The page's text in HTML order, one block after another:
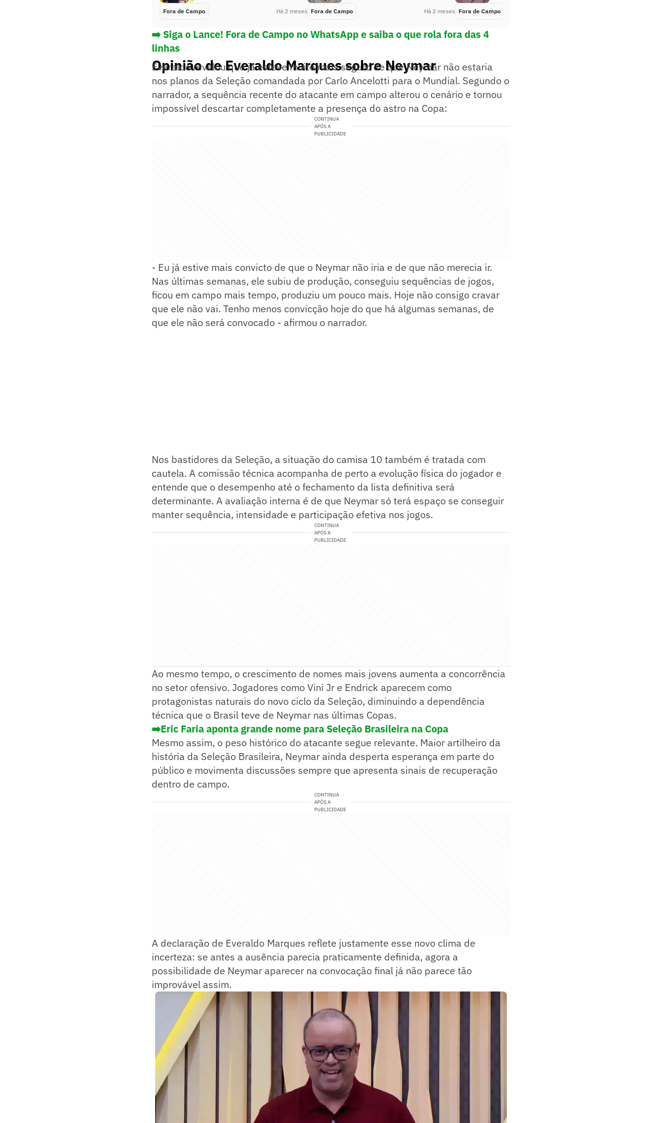
Fora de Campo Há 2 meses Fora de Campo Há 2 meses Fora de Campo
➡️ Siga o Lance! Fora de Campo no WhatsApp e saiba o que rola fora das 4
linhas
Opinião de Everaldo Marques sobre Neymar
Everaldo revelou que já esteve muito mais seguro de que Neymar não estaria
nos planos da Seleção comandada por Carlo Ancelotti para o Mundial. Segundo o
narrador, a sequência recente do atacante em campo alterou o cenário e tornou
impossível descartar completamente a presença do astro na Copa:
CONTINUA
APÓS A
PUBLICIDADE
- Eu já estive mais convicto de que o Neymar não iria e de que não merecia ir.
Nas últimas semanas, ele subiu de produção, conseguiu sequências de jogos,
ficou em campo mais tempo, produziu um pouco mais. Hoje não consigo cravar
que ele não vai. Tenho menos convicção hoje do que há algumas semanas, de
que ele não será convocado - afirmou o narrador.
Nos bastidores da Seleção, a situação do camisa 10 também é tratada com
cautela. A comissão técnica acompanha de perto a evolução física do jogador e
entende que o desempenho até o fechamento da lista definitiva será
determinante. A avaliação interna é de que Neymar só terá espaço se conseguir
manter sequência, intensidade e participação efetiva nos jogos.
CONTINUA
APÓS A
PUBLICIDADE
Ao mesmo tempo, o crescimento de nomes mais jovens aumenta a concorrência
no setor ofensivo. Jogadores como Vini Jr e Endrick aparecem como
protagonistas naturais do novo ciclo da Seleção, diminuindo a dependência
técnica que o Brasil teve de Neymar nas últimas Copas.
➡️Eric Faria aponta grande nome para Seleção Brasileira na Copa
Mesmo assim, o peso histórico do atacante segue relevante. Maior artilheiro da
história da Seleção Brasileira, Neymar ainda desperta esperança em parte do
público e movimenta discussões sempre que apresenta sinais de recuperação
dentro de campo.
CONTINUA
APÓS A
PUBLICIDADE
A declaração de Everaldo Marques reflete justamente esse novo clima de
incerteza: se antes a ausência parecia praticamente definida, agora a
possibilidade de Neymar aparecer na convocação final já não parece tão
improvável assim.